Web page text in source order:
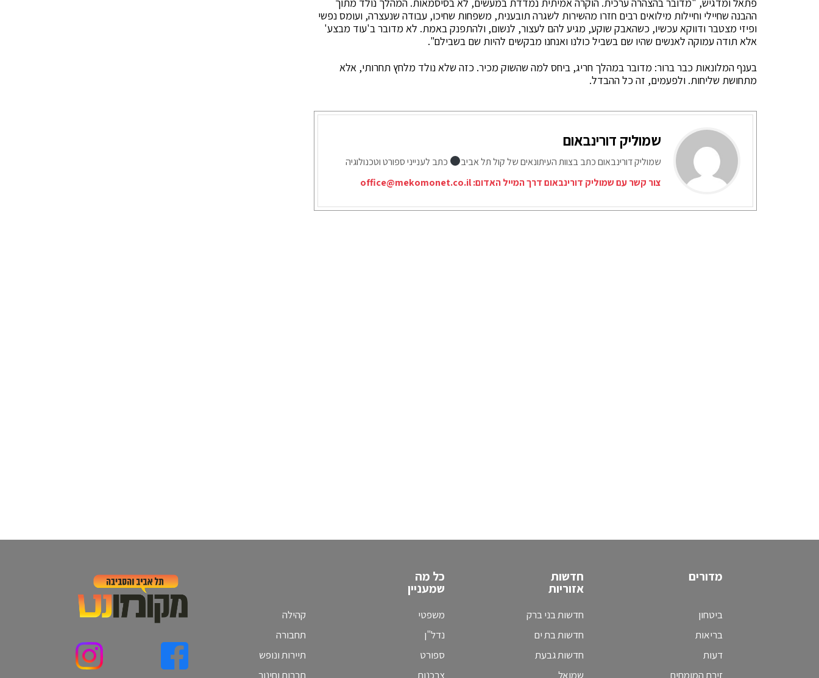
ההבנה שחיילי וחיילות מילואים רבים חזרו מהשירות לשגרה תובענית, משפחות שחיכו, עבודה שנעצרה, ועומס נפשי
ופיזי מצטבר ודווקא עכשיו, כשהאבק שוקע, מגיע להם לעצור, לנשום, ולהתפנק באמת. לא מדובר ב'עוד מבצע'
אלא תודה עמוקה לאנשים שהיו שם בשביל כולנו ואנחנו מבקשים להיות שם בשבילם".
בענף המלונאות כבר ברור: מדובר במהלך חריג, ביחס למה שהשוק מכיר. כזה שלא נולד מלחץ תחרותי, אלא
מתחושת שליחות. ולפעמים, זה כל ההבדל.
שמוליק דורינבאום
שמוליק דורינבאום כתב בצוות העיתונאים של קול תל אביב
כתב לענייני ספורט וטכנולוגיה
צור קשר עם שמוליק דורינבאום דרך המייל האדום:office@mekomonet.co.il
מדורים
ביטחון
בריאות
דעות
זירת המומחים
חדשות
אזוריות
חדשות בני ברק
חדשות בת ים
חדשות גבעת
שמואל
כל מה
שמעניין
משפטי
נדל"ן
ספורט
צרכנות
קהילה
תחבורה
תיירות ונופש
תרבות וחינוך